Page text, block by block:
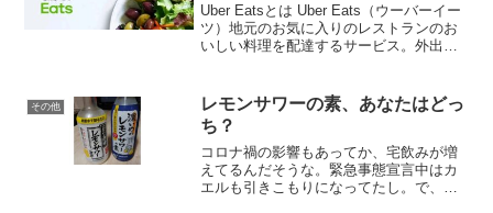
Uber Eatsとは Uber Eats（ウーバーイー
ツ）地元のお気に入りのレストランのお
いしい料理を配達するサービス。外出自
な時に嬉しい食事の配達サービス。スマ
ート...
その他
レモンサワーの素、あなたはどっ
ち？
コロナ禍の影響もあってか、宅飲みが増
えてるんだそうな。緊急事態宣言中はカ
エルも引きこもりになってたし。で、こ